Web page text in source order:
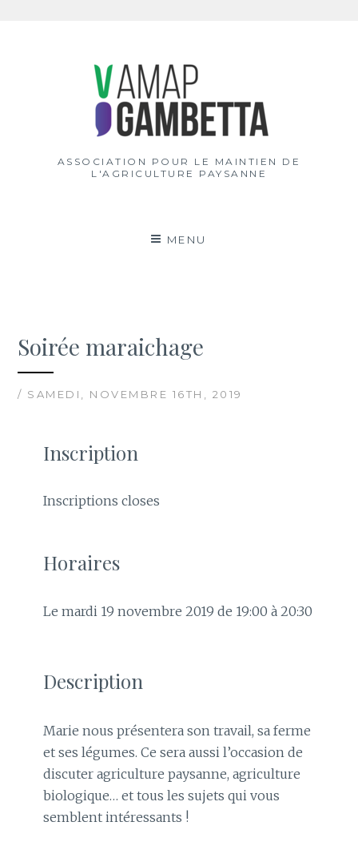
ASSOCIATION POUR LE MAINTIEN DE
L'AGRICULTURE PAYSANNE
MENU
Soirée maraichage
/ SAMEDI, NOVEMBRE 16TH, 2019
Inscription
Inscriptions closes
Horaires
Le mardi 19 novembre 2019 de 19:00 à 20:30
Description
Marie nous présentera son travail, sa ferme
et ses légumes. Ce sera aussi l’occasion de
discuter agriculture paysanne, agriculture
biologique… et tous les sujets qui vous
semblent intéressants !